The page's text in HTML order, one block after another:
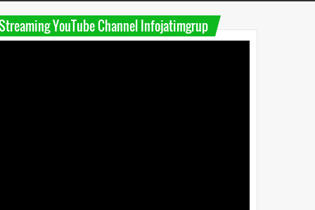
YouTube Channel Infojatimgrup